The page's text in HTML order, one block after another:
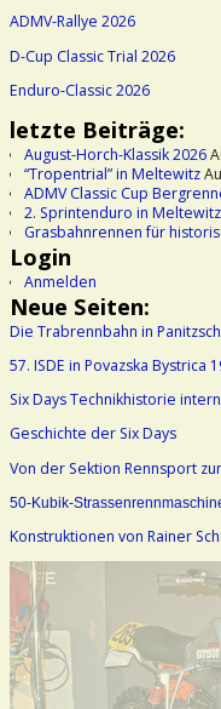
ADMV-Rallye 2026
D-Cup Classic Trial 2026
Enduro-Classic 2026
letzte Beiträge:
August-Horch-Klassik 2026
“Tropentrial” in Meltewitz
ADMV Classic Cup
2. Sprintenduro in
Grasbahnrennen für
Login
Anmelden
Neue Seiten:
Die Trabrennbahn in Panitzsch
57. ISDE in Povazska Bystrica
Six Days Technikhistorie
Geschichte der Six Days
Von der Sektion Rennsport
50-Kubik-
Konstruktionen von Rainer